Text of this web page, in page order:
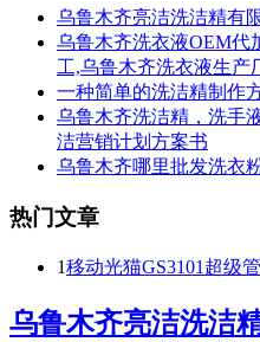
乌鲁木齐亮洁洗洁精有
乌鲁木齐洗衣液OEM代
工,乌鲁木齐洗衣液生产
一种简单的洗洁精制作
乌鲁木齐洗洁精，洗手
洁营销计划方案书
乌鲁木齐哪里批发洗衣
热门文章
1移动光猫GS3101超级
乌鲁木齐亮洁洗洁